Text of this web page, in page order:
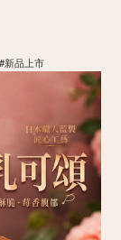
新品上市